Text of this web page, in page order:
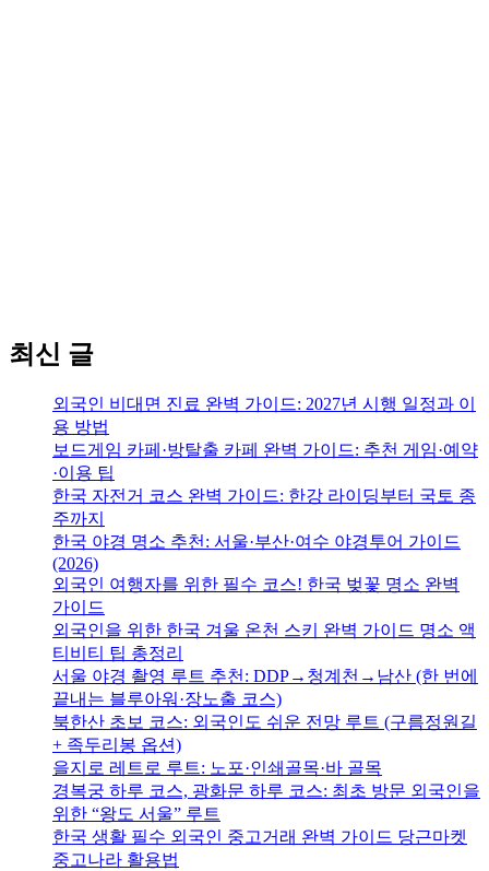
최신 글
외국인 비대면 진료 완벽 가이드: 2027년 시행 일정과 이
용 방법
보드게임 카페·방탈출 카페 완벽 가이드: 추천 게임·예약
·이용 팁
한국 자전거 코스 완벽 가이드: 한강 라이딩부터 국토 종
주까지
한국 야경 명소 추천: 서울·부산·여수 야경투어 가이드
(2026)
외국인 여행자를 위한 필수 코스! 한국 벚꽃 명소 완벽
가이드
외국인을 위한 한국 겨울 온천 스키 완벽 가이드 명소 액
티비티 팁 총정리
서울 야경 촬영 루트 추천: DDP→청계천→남산 (한 번에
끝내는 블루아워·장노출 코스)
북한산 초보 코스: 외국인도 쉬운 전망 루트 (구름정원길
+ 족두리봉 옵션)
을지로 레트로 루트: 노포·인쇄골목·바 골목
경복궁 하루 코스, 광화문 하루 코스: 최초 방문 외국인을
위한 “왕도 서울” 루트
한국 생활 필수 외국인 중고거래 완벽 가이드 당근마켓
중고나라 활용법